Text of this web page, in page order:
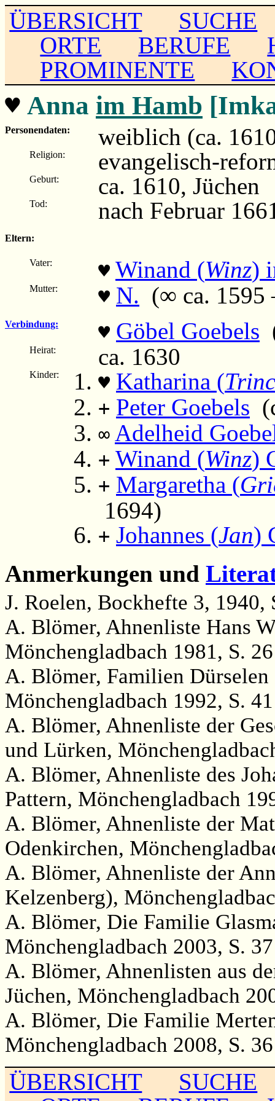
ÜBERSICHT
SUCHE
ORTE
BERUFE
PROMINENTE
♥ Anna im Hamb
Personendaten: weiblich (ca.
Religion: evangelisch-
Geburt: ca. 1610, Jüchen
Tod: nach Februar
Eltern:
Vater: ♥ Winand (Winz)
Mutter: ♥ N. (∞ ca. 1595
Verbindung: ♥ Göbel Goebels
Heirat: ca. 1630
Kinder: ♥ Katharina (
+ Peter Goebels
∞ Adelheid
+ Winand (Winz)
+ Margaretha (
1694)
+ Johannes (Jan)
Anmerkungen und
J. Roelen, Bockhefte 3, 1940,
A. Blömer, Ahnenliste Hans
Mönchengladbach 1981, S. 26
A. Blömer, Familien
Mönchengladbach 1992, S. 41
A. Blömer, Ahnenliste der
und Lürken,
A. Blömer, Ahnenliste des
Pattern, Mönchengladbach
A. Blömer, Ahnenliste der
Odenkirchen,
A. Blömer, Ahnenliste der
Kelzenberg),
A. Blömer, Die Familie
Mönchengladbach 2003, S. 37
A. Blömer, Ahnenlisten aus
Jüchen, Mönchengladbach
A. Blömer, Die Familie
Mönchengladbach 2008, S. 36
ÜBERSICHT
SUCHE